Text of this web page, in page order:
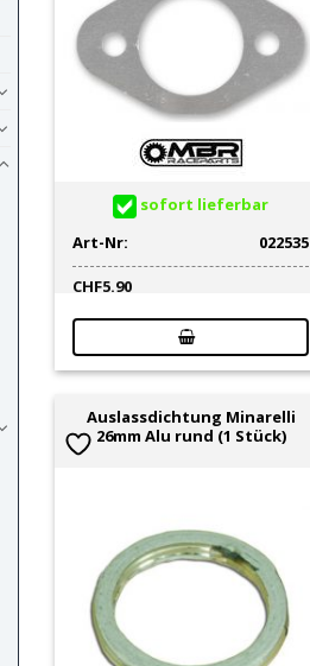
sofort lieferbar
Art-Nr:
022535
CHF5.90
Auslassdichtung Minarelli
26mm Alu rund (1 Stück)